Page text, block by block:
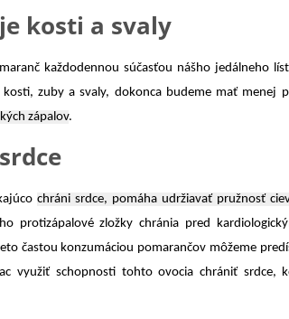
kosti a svaly
každodennou súčasťou nášho jedálneho
kosti, zuby a svaly, dokonca budeme mať menej
zápalov.
chráni srdce, pomáha udržiavať pružnosť ciev
protizápalové zložky chránia pred
častou konzumáciou pomarančov môžeme
využiť schopnosti tohto ovocia chrániť srdce,